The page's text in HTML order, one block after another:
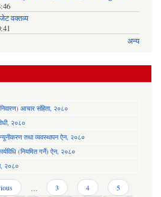
वक्तव्य
अन्य
आचार संहिता, २०८०
२०८०
तथा व्यवस्थापन ऐन, २०८०
(नियमित गर्ने) ऐन, २०८०
२०८०
… 3 4
5